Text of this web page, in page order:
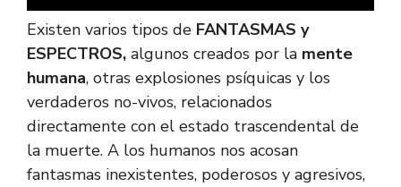
Existen varios tipos de FANTASMAS y
ESPECTROS, algunos creados por la mente
humana, otras explosiones psíquicas y los
verdaderos no-vivos, relacionados
directamente con el estado trascendental de
la muerte. A los humanos nos acosan
fantasmas inexistentes, poderosos y agresivos,